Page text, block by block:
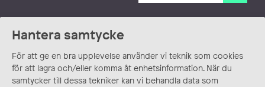
Hantera samtycke
För att ge en bra upplevelse använder vi teknik som cookies
för att lagra och/eller komma åt enhetsinformation. När du
samtycker till dessa tekniker kan vi behandla data som